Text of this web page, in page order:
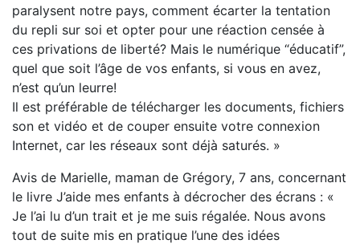
paralysent notre pays, comment écarter la tentation
du repli sur soi et opter pour une réaction censée à
ces privations de liberté? Mais le numérique “éducatif”,
quel que soit l’âge de vos enfants, si vous en avez,
n’est qu’un leurre!
Il est préférable de télécharger les documents, fichiers
son et vidéo et de couper ensuite votre connexion
Internet, car les réseaux sont déjà saturés. »
Avis de Marielle, maman de Grégory, 7 ans, concernant
le livre J’aide mes enfants à décrocher des écrans : «
Je l’ai lu d’un trait et je me suis régalée. Nous avons
tout de suite mis en pratique l’une des idées